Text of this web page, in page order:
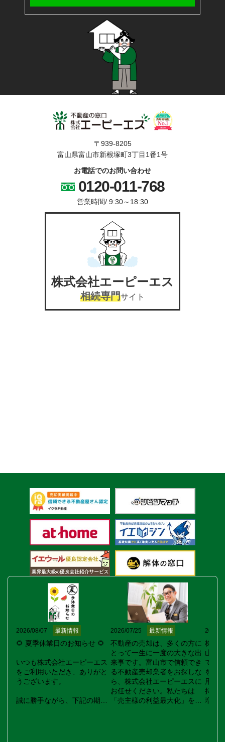
〒939-8205
富山県富山市新根塚町3丁目1番1号
お電話でのお問い合わせ
0120-011-768
営業時間/ 9:30～18:30
株式会社エーピーエス
相続専門サイト
2026/08/07 最新情報
🌻 夏季休業日のお知らせ 🌻
いつも株式会社エーピーエス
をご利用いただき、ありがと
うございます。
誠に勝手ながら、下記の期間
2026/07/25 最新情報
不動産の売却は、多くの方に
とって一生に一度の大きな出
来事です。富山市で信頼でき
る不動産売却業者をお探しな
ら、株式会社エーピーエスに
お任せください。私たちは
「売主様の利益最大化」を目
2026/
株式
山で
てい
を提
用さ
持管
増え